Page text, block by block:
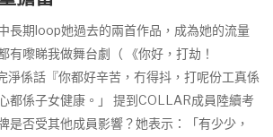
長期loop她過去的兩首作品，成為她的流量
有嚟睇我做舞台劇（ 《你好，打劫！
淨係話『你都好辛苦，冇得抖，打呢份工真係
都係子女健康。」 提到COLLAR成員陸續考
是否受其他成員影響？她表示：「有少少，